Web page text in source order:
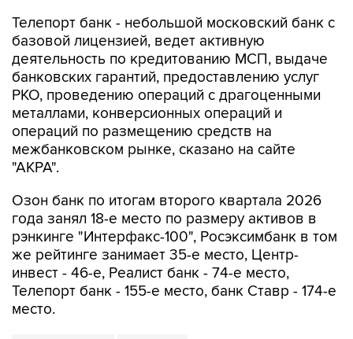
Телепорт банк - небольшой московский банк с
базовой лицензией, ведет активную
деятельность по кредитованию МСП, выдаче
банковских гарантий, предоставлению услуг
РКО, проведению операций с драгоценными
металлами, конверсионных операций и
операций по размещению средств на
межбанковском рынке, сказано на сайте
"АКРА".
Озон банк по итогам второго квартала 2026
года занял 18-е место по размеру активов в
рэнкинге "Интерфакс-100", Росэксимбанк в том
же рейтинге занимает 35-е место, Центр-
инвест - 46-е, Реалист банк - 74-е место,
Телепорт банк - 155-е место, банк Ставр - 174-е
место.